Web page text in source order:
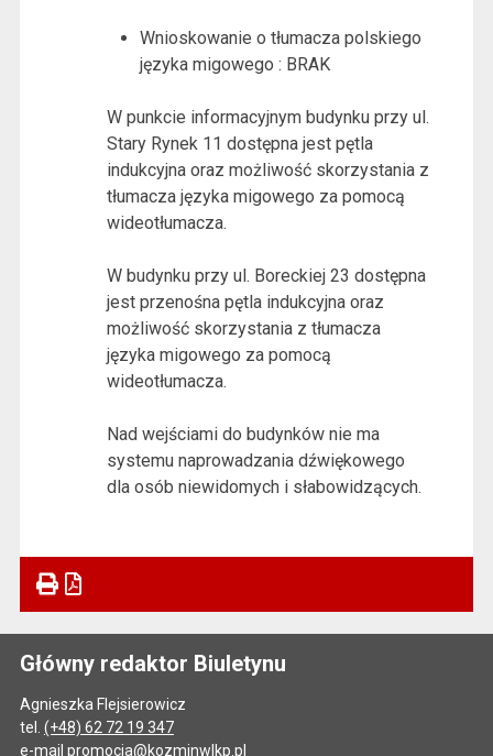
Wnioskowanie o tłumacza polskiego
języka migowego : BRAK
W punkcie informacyjnym budynku przy ul.
Stary Rynek 11 dostępna jest pętla
indukcyjna oraz możliwość skorzystania z
tłumacza języka migowego za pomocą
wideotłumacza.
W budynku przy ul. Boreckiej 23 dostępna
jest przenośna pętla indukcyjna oraz
możliwość skorzystania z tłumacza
języka migowego za pomocą
wideotłumacza.
Nad wejściami do budynków nie ma
systemu naprowadzania dźwiękowego
dla osób niewidomych i słabowidzących.
Główny redaktor Biuletynu
Agnieszka Flejsierowicz
tel. (+48) 62 72 19 347
e-mail promocja@kozminwlkp.pl